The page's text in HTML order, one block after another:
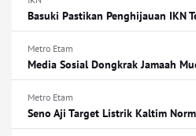
Basuki Pastikan Penghijauan IKN
Metro Etam
Media Sosial Dongkrak Jamaah
Metro Etam
Seno Aji Target Listrik Kaltim